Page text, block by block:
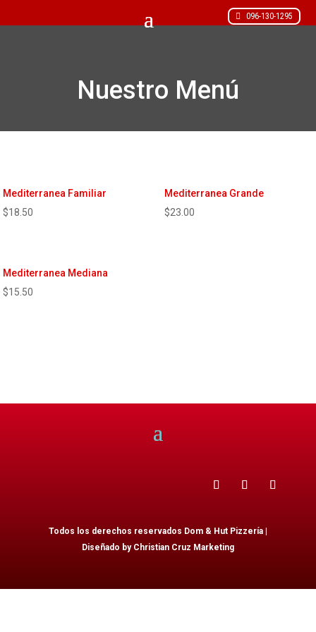
096-130-1295
Nuestro Menú
Mediterranea Familiar
$18.50
Mediterranea Grande
$23.00
Mediterranea Mediana
$15.50
Todos los derechos reservados Dom & Hut Pizzería |
Diseñado by Christian Cruz Marketing